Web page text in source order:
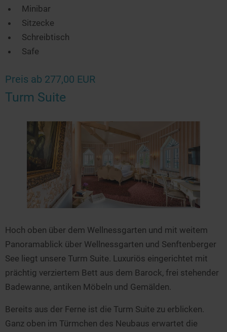
Minibar
Sitzecke
Schreibtisch
Safe
Preis ab 277,00 EUR
Turm Suite
Hoch oben über dem Wellnessgarten und mit weitem
Panoramablick über Wellnessgarten und Senftenberger
See liegt unsere Turm Suite. Luxuriös eingerichtet mit
prächtig verziertem Bett aus dem Barock, frei stehender
Badewanne, antiken Möbeln und Gemälden.
Bereits aus der Ferne ist die Turm Suite zu erblicken.
Ganz oben im Türmchen des Neubaus erwartet die